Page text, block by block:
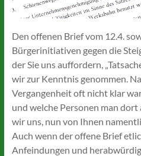
Den offenen Brief vom 12.4.
Bürgerinitiativen gegen die
der Sie uns auffordern,
wir zur Kenntnis genommen.
Vergangenheit oft nicht klar
und welche Personen man
wir uns, nun von Ihnen
Auch wenn der offene Brief
Anfeindungen und